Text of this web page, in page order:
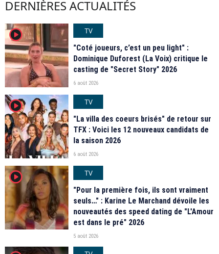
DERNIÈRES ACTUALITÉS
player2
TV
"Coté joueurs, c’est un peu light" :
Dominique Duforest (La Voix) critique le
casting de "Secret Story" 2026
6 août 2026
player2
TV
"La villa des coeurs brisés" de retour sur
TFX : Voici les 12 nouveaux candidats de
la saison 2026
6 août 2026
player2
TV
"Pour la première fois, ils sont vraiment
seuls…" : Karine Le Marchand dévoile les
nouveautés des speed dating de "L'Amour
est dans le pré" 2026
5 août 2026